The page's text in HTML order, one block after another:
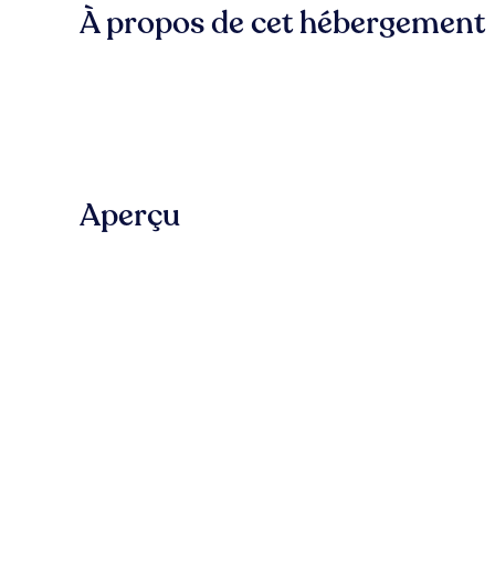
À propos de cet hébergement
Aperçu